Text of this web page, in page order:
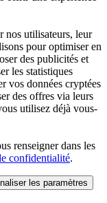
nos utilisateurs, leur
pour optimiser en
des publicités et
les statistiques
vos données cryptées
des offres via leurs
utilisez déjà vous-
renseigner dans les
confidentialité.
les paramètres